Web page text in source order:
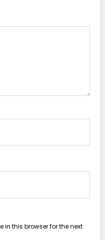
in this browser for the next